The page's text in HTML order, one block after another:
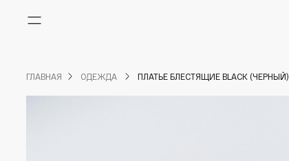
Меню
ГЛАВНАЯ ОДЕЖДА ПЛАТЬЕ БЛЕСТЯЩИЕ BLACK (ЧЕРНЫЙ)